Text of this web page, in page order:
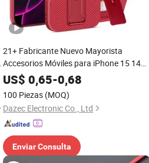
21+ Fabricante Nuevo Mayorista
Accesorios Móviles para iPhone 15 14
13 12 11 PRO Max Plus Samsung S23
Funda de TPU
US$ 0,65-0,68
100 Piezas (MOQ)
Dazec Electronic Co., Ltd
Enviar Consulta